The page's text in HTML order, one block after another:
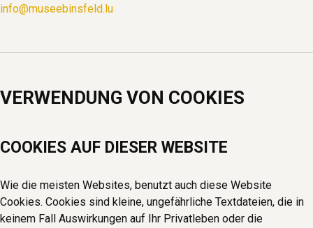
info@museebinsfeld.lu
VERWENDUNG VON COOKIES
COOKIES AUF DIESER WEBSITE
Wie die meisten Websites, benutzt auch diese Website
Cookies. Cookies sind kleine, ungefährliche Textdateien, die in
keinem Fall Auswirkungen auf Ihr Privatleben oder die